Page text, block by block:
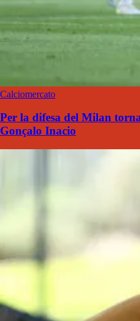
Calciomercato
Per la difesa del Milan
Gonçalo Inacio